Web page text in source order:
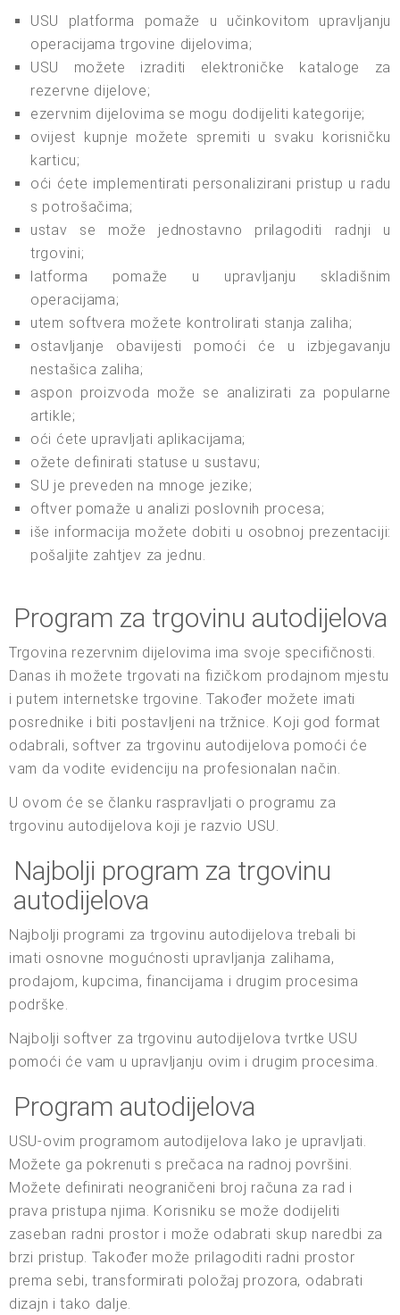
USU platforma pomaže u učinkovitom upravljanju
operacijama trgovine dijelovima;
USU možete izraditi elektroničke kataloge za
rezervne dijelove;
ezervnim dijelovima se mogu dodijeliti kategorije;
ovijest kupnje možete spremiti u svaku korisničku
karticu;
oći ćete implementirati personalizirani pristup u radu
s potrošačima;
ustav se može jednostavno prilagoditi radnji u
trgovini;
latforma pomaže u upravljanju skladišnim
operacijama;
utem softvera možete kontrolirati stanja zaliha;
ostavljanje obavijesti pomoći će u izbjegavanju
nestašica zaliha;
aspon proizvoda može se analizirati za popularne
artikle;
oći ćete upravljati aplikacijama;
ožete definirati statuse u sustavu;
SU je preveden na mnoge jezike;
oftver pomaže u analizi poslovnih procesa;
iše informacija možete dobiti u osobnoj prezentaciji:
pošaljite zahtjev za jednu.
Program za trgovinu autodijelova
Trgovina rezervnim dijelovima ima svoje specifičnosti.
Danas ih možete trgovati na fizičkom prodajnom mjestu
i putem internetske trgovine. Također možete imati
posrednike i biti postavljeni na tržnice. Koji god format
odabrali, softver za trgovinu autodijelova pomoći će
vam da vodite evidenciju na profesionalan način.
U ovom će se članku raspravljati o programu za
trgovinu autodijelova koji je razvio USU.
Najbolji program za trgovinu
autodijelova
Najbolji programi za trgovinu autodijelova trebali bi
imati osnovne mogućnosti upravljanja zalihama,
prodajom, kupcima, financijama i drugim procesima
podrške.
Najbolji softver za trgovinu autodijelova tvrtke USU
pomoći će vam u upravljanju ovim i drugim procesima.
Program autodijelova
USU-ovim programom autodijelova lako je upravljati.
Možete ga pokrenuti s prečaca na radnoj površini.
Možete definirati neograničeni broj računa za rad i
prava pristupa njima. Korisniku se može dodijeliti
zaseban radni prostor i može odabrati skup naredbi za
brzi pristup. Također može prilagoditi radni prostor
prema sebi, transformirati položaj prozora, odabrati
dizajn i tako dalje.